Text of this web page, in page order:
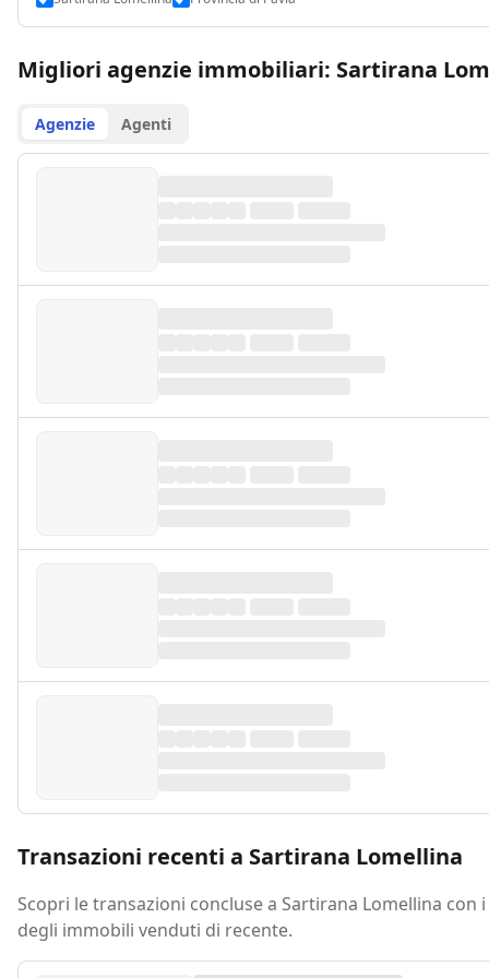
Migliori agenzie immobiliari: Sartirana
Agenzie Agenti
Transazioni recenti a Sartirana Lomellina
Scopri le transazioni concluse a Sartirana Lomellina con
degli immobili venduti di recente.